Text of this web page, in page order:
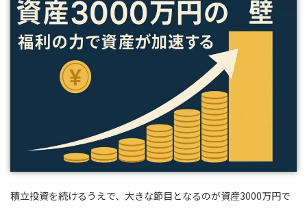
積立投資を続けるうえで、大きな節目となるのが資産3000万円で